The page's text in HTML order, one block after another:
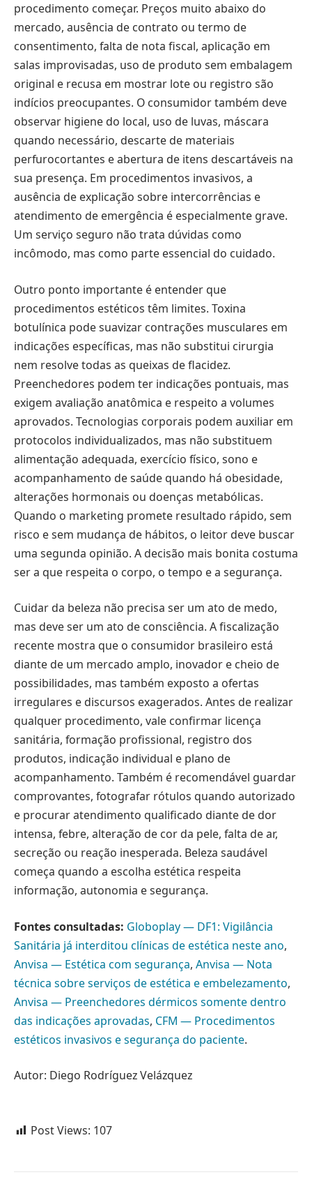
procedimento começar. Preços muito abaixo do
mercado, ausência de contrato ou termo de
consentimento, falta de nota fiscal, aplicação em
salas improvisadas, uso de produto sem embalagem
original e recusa em mostrar lote ou registro são
indícios preocupantes. O consumidor também deve
observar higiene do local, uso de luvas, máscara
quando necessário, descarte de materiais
perfurocortantes e abertura de itens descartáveis na
sua presença. Em procedimentos invasivos, a
ausência de explicação sobre intercorrências e
atendimento de emergência é especialmente grave.
Um serviço seguro não trata dúvidas como
incômodo, mas como parte essencial do cuidado.
Outro ponto importante é entender que
procedimentos estéticos têm limites. Toxina
botulínica pode suavizar contrações musculares em
indicações específicas, mas não substitui cirurgia
nem resolve todas as queixas de flacidez.
Preenchedores podem ter indicações pontuais, mas
exigem avaliação anatômica e respeito a volumes
aprovados. Tecnologias corporais podem auxiliar em
protocolos individualizados, mas não substituem
alimentação adequada, exercício físico, sono e
acompanhamento de saúde quando há obesidade,
alterações hormonais ou doenças metabólicas.
Quando o marketing promete resultado rápido, sem
risco e sem mudança de hábitos, o leitor deve buscar
uma segunda opinião. A decisão mais bonita costuma
ser a que respeita o corpo, o tempo e a segurança.
Cuidar da beleza não precisa ser um ato de medo,
mas deve ser um ato de consciência. A fiscalização
recente mostra que o consumidor brasileiro está
diante de um mercado amplo, inovador e cheio de
possibilidades, mas também exposto a ofertas
irregulares e discursos exagerados. Antes de realizar
qualquer procedimento, vale confirmar licença
sanitária, formação profissional, registro dos
produtos, indicação individual e plano de
acompanhamento. Também é recomendável guardar
comprovantes, fotografar rótulos quando autorizado
e procurar atendimento qualificado diante de dor
intensa, febre, alteração de cor da pele, falta de ar,
secreção ou reação inesperada. Beleza saudável
começa quando a escolha estética respeita
informação, autonomia e segurança.
Fontes consultadas: Globoplay — DF1: Vigilância
Sanitária já interditou clínicas de estética neste ano,
Anvisa — Estética com segurança, Anvisa — Nota
técnica sobre serviços de estética e embelezamento,
Anvisa — Preenchedores dérmicos somente dentro
das indicações aprovadas, CFM — Procedimentos
estéticos invasivos e segurança do paciente.
Autor: Diego Rodríguez Velázquez
Post Views: 107